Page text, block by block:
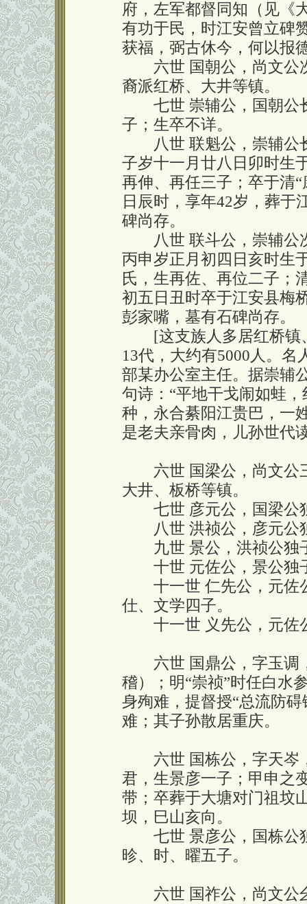
府，左军都督同知（见《
有功于民，时江安曾立碑
获福，弼古休今，何以报
六世 国朝公，尚文公
裔派红桥、大井等镇。
七世 崇辅公，国朝公
子；生卒不详。
八世 联魁公，崇辅公长
子岁十一月廿八日卯时生
再伸、再任三子；卒于清
日辰时，享年42岁，葬于
碑尚存。
八世 联斗公，崇辅公次
丙申岁正月初四日亥时生
氏，生再佐、再位二子；
初五日丑时卒于江安县梅
彭家嘴，墓有石碑尚存。
[这支族人多居红桥镇
13代，大约有5000人。名
部某办公室主任。据崇辅
句诗：“平地干戈闹如蛙
种，永合綦阳江贵巴，一
是老夫亲骨肉，儿孙世代
六世 国梁公，尚文公
大井、板桥等镇。
七世 彦元公，国梁公
八世 洪祯公，彦元公
九世 景公，洪祯公独
十世 元佐公，景公独
十一世 仁先公，元佐
仕、文学四子。
十一世 义先公，元佐
六世 国鼎公，字玉调
稽）；明“崇祯”时任白水
身殉难，提督授“总流防
难；其子孙散居重庆。
六世 国栋公，字天岑
君，生景彦一子；甲申之
带；卒葬于大塘对门祖坟
坝，巳山亥向。
七世 景彦公，国栋公
昣、时、曜五子。
六世 国祚公，尚文公